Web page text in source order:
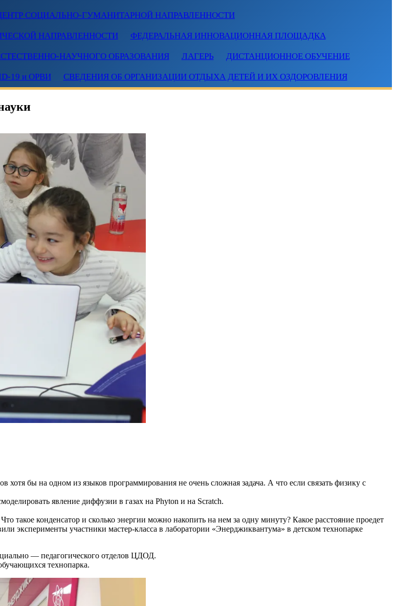
СОЦИАЛЬНО-ГУМАНИТАРНОЙ НАПРАВЛЕННОСТИ
НАПРАВЛЕННОСТИ ФЕДЕРАЛЬНАЯ ИННОВАЦИОННАЯ ПЛОЩАДКА
НАУЧНОГО ОБРАЗОВАНИЯ ЛАГЕРЬ ДИСТАНЦИОННОЕ ОБУЧЕНИЕ
19 и ОРВИ СВЕДЕНИЯ ОБ ОРГАНИЗАЦИИ ОТДЫХА ДЕТЕЙ И ИХ ОЗДОРОВЛЕНИЯ
бы на одном из языков программирования не очень сложная задача. А что если связать физику с
явление диффузии в газах на Phyton и на Scratch.
такое конденсатор и сколько энергии можно накопить на нем за одну минуту? Какое расстояние проедет
эксперименты участники мастер-класса в лаборатории «Энерджиквантума» в детском технопарке
— педагогического отделов ЦДОД.
технопарка.